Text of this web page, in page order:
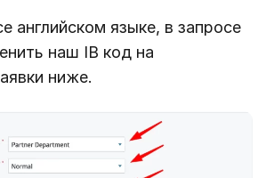
английском языке, в запросе
наш IB код на
ниже.